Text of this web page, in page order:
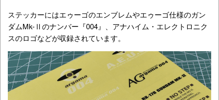
ステッカーにはエゥーゴのエンブレムやエゥーゴ仕様のガン
ダムMk-Ⅱのナンバー『004』、アナハイム・エレクトロニク
スのロゴなどが収録されています。